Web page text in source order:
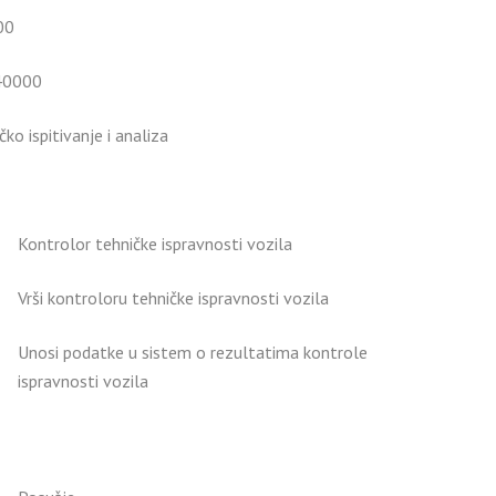
ispitivanje i analiza
Kontrolor tehničke ispravnosti vozila
Vrši kontroloru tehničke ispravnosti vozila
Unosi podatke u sistem o rezultatima kontrole
ispravnosti vozila